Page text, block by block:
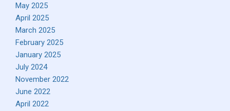
May 2025
April 2025
March 2025
February 2025
January 2025
July 2024
November 2022
June 2022
April 2022